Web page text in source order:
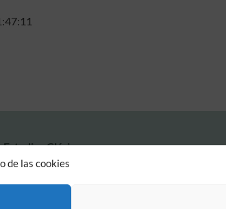
de las cookies
Clásicos
Madrid, 28006.